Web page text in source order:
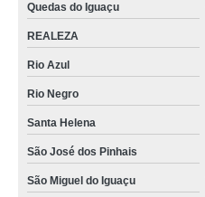
Quedas do Iguaçu
REALEZA
Rio Azul
Rio Negro
Santa Helena
São José dos Pinhais
São Miguel do Iguaçu